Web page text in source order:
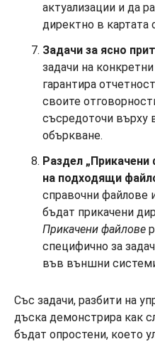
актуализации и да
директно в картата
Задачи за ясно
задачи на
гарантира
своите
съсредоточи върху
объркване.
Раздел „Прикачени
на подходящи
справочни файлове
бъдат прикачени
Прикачени файлове
специфично за
във външни
Със задачи, разбити на
дъска демонстрира как
бъдат опростени, което